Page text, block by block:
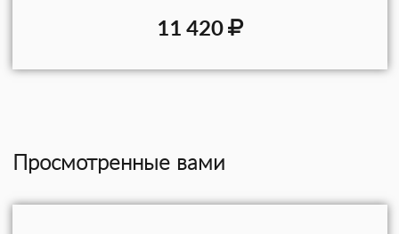
11 420
Просмотренные вами